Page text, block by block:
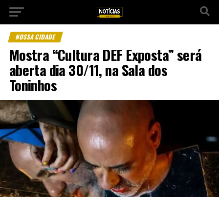
NOSSA CIDADE
Mostra “Cultura DEF Exposta” será
aberta dia 30/11, na Sala dos
Toninhos